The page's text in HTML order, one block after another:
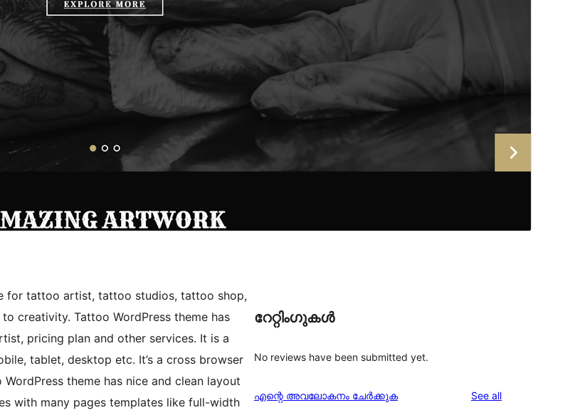
for tattoo artist, tattoo studios, tattoo shop,
creativity. Tattoo WordPress theme has
pricing plan and other services. It is a
tablet, desktop etc. It’s a cross browser
theme has nice and clean layout
with many pages templates like full-width
റേറ്റിംഗുകൾ
No reviews have been submitted yet.
എന്റെ അവലോകനം ചേർക്കുക See allreviews